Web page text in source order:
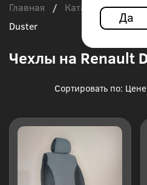
Да
Главная / Каталог чехлов /
Duster
Чехлы на Renault
Сортировать по: Цене